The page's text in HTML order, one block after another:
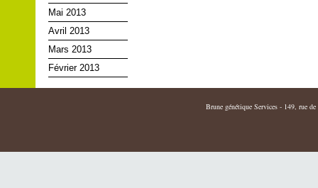
Mai 2013
Avril 2013
Mars 2013
Février 2013
Brune génétique Services - 149, rue